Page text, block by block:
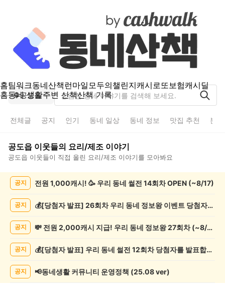
홈팀워크동네산책런마일모두의챌린지캐시로또보험캐시딜
홈동네 생활주변 산책산책 기록
공도읍
전체글 공지 인기 동네 일상 동네 정보 맛집 추천 분
공도읍 이웃들의 요리/제조 이야기
공도읍 이웃들이 직접 올린 요리/제조 이야기를 모아봐요
록
공지 전원 1,000캐시! 🥳 우리 동네 썰전 14회차 OPEN (~8/17)
공지 💰[당첨자 발표] 26회차 우리 동네 정보왕 이벤트 당첨자를 발표합니다!
공지 💸 전원 2,000캐시 지급! 우리 동네 정보왕 27회차 (~8/10)
공지 💰[당첨자 발표] 우리 동네 썰전 12회차 당첨자를 발표합니다!
공지 📢동네생활 커뮤니티 운영정책 (25.08 ver)